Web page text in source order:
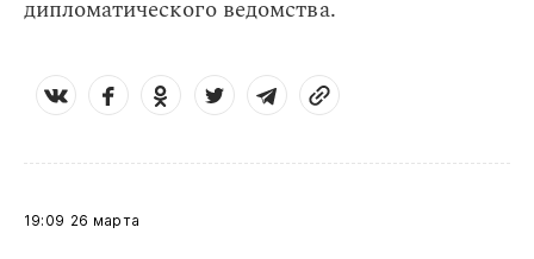
дипломатического ведомства.
19:09 26 марта